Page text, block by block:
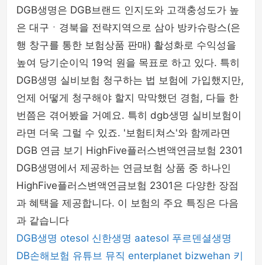
DGB생명은 DGB브랜드 인지도와 고객충성도가 높
은 대구ㆍ경북을 전략지역으로 삼아 방카슈랑스(은
행 창구를 통한 보험상품 판매) 활성화로 수익성을
높여 당기순이익 19억 원을 목표로 하고 있다. 특히
DGB생명 실비보험 청구하는 법 보험에 가입했지만,
언제 어떻게 청구해야 할지 막막했던 경험, 다들 한
번쯤은 겪어봤을 거예요. 특히 dgb생명 실비보험이
라면 더욱 그럴 수 있죠. '보험티쳐스'와 함께라면
DGB 연금 보기 HighFive플러스변액연금보험 2301
DGB생명에서 제공하는 연금보험 상품 중 하나인
HighFive플러스변액연금보험 2301은 다양한 장점
과 혜택을 제공합니다. 이 보험의 주요 특징은 다음
과 같습니다
DGB생명 otesol 신한생명 aatesol 푸르덴셜생명
DB손해보험 유튜브 뮤직 enterplanet bizwehan 키